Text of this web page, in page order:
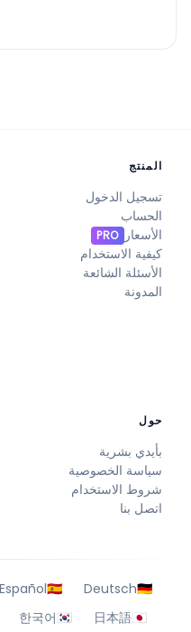
المنتج
تسجيل الدخول
الحساب
الأسعار
PRO
كيفية الاستخدام
الأسئلة الشائعة
المدونة
حول
بأيدي بشرية
سياسة الخصوصية
شروط الاستخدام
اتصل بنا
🇩🇪
Deutsch
🇪🇸
Español
🇯🇵
日本語
🇰🇷
한국어